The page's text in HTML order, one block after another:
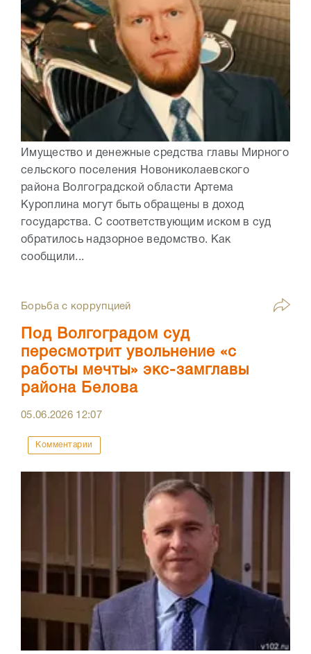
Имущество и денежные средства главы Мирного
сельского поселения Новониколаевского
района Волгоградской области Артема
Куроплина могут быть обращены в доход
государства. С соответствующим иском в суд
обратилось надзорное ведомство. Как
сообщили...
Борьба с коррупцией
Под Волгоградом суд
пересмотрит увольнение «с
работы мечты» экс-замглавы
района Белова
05.06.2026 12:07
Комментарии